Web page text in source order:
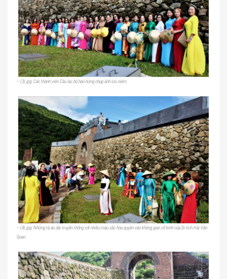
– (3).jpg: Các thành viên Câu lạc bộ hào hứng chụp ảnh lưu niệm.
– (4).jpg: Những tà áo dài truyền thống với nhiều màu sắc hòa quyện vào không gian cổ kính của Di tích Hải Vân
Quan.